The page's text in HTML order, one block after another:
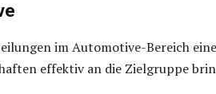
im Automotive-Bereich eine
effektiv an die Zielgruppe